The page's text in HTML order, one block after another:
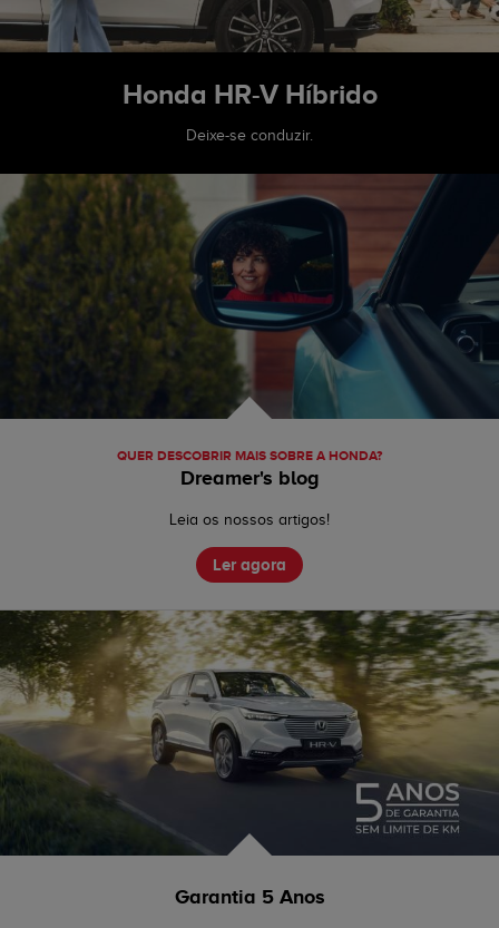
Honda HR-V Híbrido
Deixe-se conduzir.
QUER DESCOBRIR MAIS SOBRE A HONDA?
Dreamer's blog
Leia os nossos artigos!
Ler agora
Garantia 5 Anos